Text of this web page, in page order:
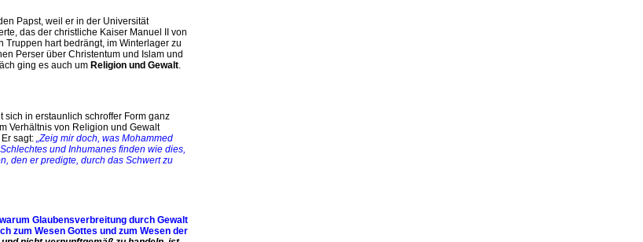
Papst, weil er in der Universität
das der christliche Kaiser Manuel II
von
Truppen hart bedrängt, im Winterlager zu
Perser über Christentum und Islam und
ging es auch um Religion und Gewalt.
sich in erstaunlich schroffer Form ganz
Verhältnis von Religion und Gewalt
sagt: „Zeig mir doch, was Mohammed
und Inhumanes finden wie dies,
den er predigte, durch das Schwert zu
warum Glaubensverbreitung durch Gewalt
zum Wesen Gottes und zum Wesen der